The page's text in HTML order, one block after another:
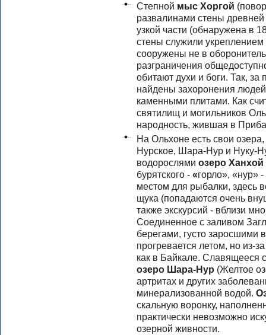
Степной мыс Хоргой
развалинами стены
узкой части (обнаружена в
стены служили
сооружены не в
разграничения
обитают духи и боги. Так,
найдены захоронения
каменными плитами. Как
святилищ и могильников
народность, жившая в
На Ольхоне есть свои
Нурское, Шара-Нур и Нуку-
водорослями озеро Ханхой
бурятского - «горло», «нур»
местом для рыбалки, здесь
щука (попадаются очень
также экскурсий - вблизи
Соединенное с заливом
берегами, густо заросшими
прогревается летом, но из-
как в Байкале. Славящееся
озеро Шара-Нур (Желтое
артритах и других
минерализованной водой.
скальную воронку,
практически невозможно
озерной живности.